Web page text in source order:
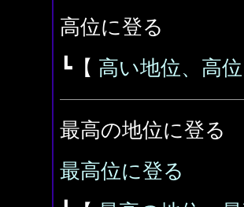
高位に登る
┗【 高い地位、高位
最高の地位に登る
最高位に登る